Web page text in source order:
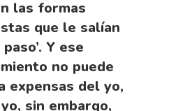
las formas
que le salían
Y ese
no puede
expensas del yo,
sin embargo,